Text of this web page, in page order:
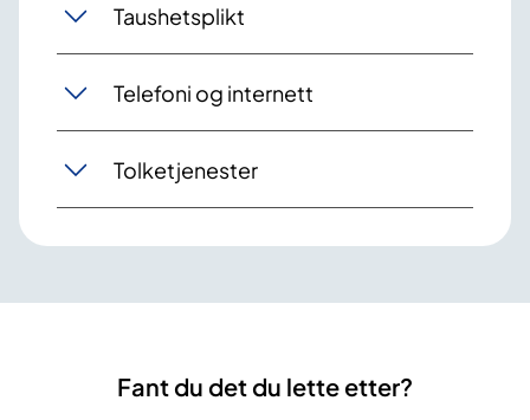
Taushetsplikt
Telefoni og internett
Tolketjenester
Fant du det du lette etter?